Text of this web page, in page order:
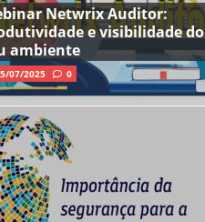
Netwrix Auditor:
e visibilidade do
ambiente
07/2025 0